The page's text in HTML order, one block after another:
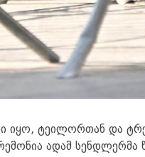
ტეილორთან და
ადამ